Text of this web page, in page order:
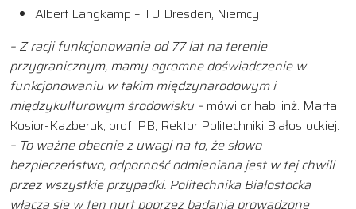
Albert Langkamp – TU Dresden, Niemcy
– Z racji funkcjonowania od 77 lat na terenie
przygranicznym, mamy ogromne doświadczenie w
funkcjonowaniu w takim międzynarodowym i
międzykulturowym środowisku – mówi dr hab. inż. Marta
Kosior-Kazberuk, prof. PB, Rektor Politechniki Białostockiej.
– To ważne obecnie z uwagi na to, że słowo
bezpieczeństwo, odporność odmieniana jest w tej chwili
przez wszystkie przypadki. Politechnika Białostocka
włącza się w ten nurt poprzez badania prowadzone